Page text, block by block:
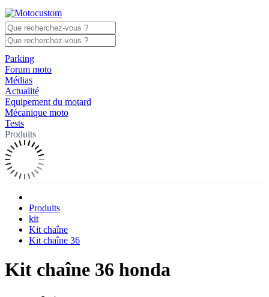
Parking
Forum moto
Médias
Actualité
Equipement du motard
Mécanique moto
Tests
Produits
Produits
kit
Kit chaîne
Kit chaîne 36
Kit chaîne 36 honda